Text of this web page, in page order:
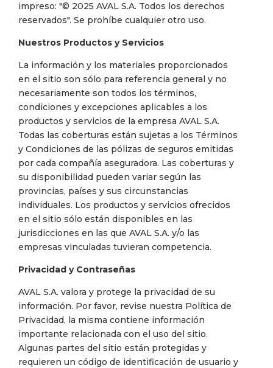
impreso: "© 2025 AVAL S.A. Todos los derechos
reservados". Se prohíbe cualquier otro uso.
Nuestros Productos y Servicios
La información y los materiales proporcionados
en el sitio son sólo para referencia general y no
necesariamente son todos los términos,
condiciones y excepciones aplicables a los
productos y servicios de la empresa AVAL S.A.
Todas las coberturas están sujetas a los Términos
y Condiciones de las pólizas de seguros emitidas
por cada compañía aseguradora. Las coberturas y
su disponibilidad pueden variar según las
provincias, países y sus circunstancias
individuales. Los productos y servicios ofrecidos
en el sitio sólo están disponibles en las
jurisdicciones en las que AVAL S.A. y/o las
empresas vinculadas tuvieran competencia.
Privacidad y Contraseñas
AVAL S.A. valora y protege la privacidad de su
información. Por favor, revise nuestra Política de
Privacidad, la misma contiene información
importante relacionada con el uso del sitio.
Algunas partes del sitio están protegidas y
requieren un código de identificación de usuario y